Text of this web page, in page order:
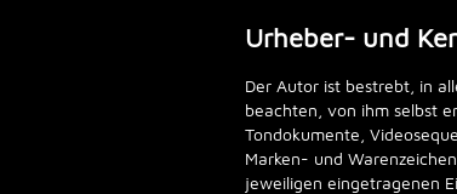
Urheber- und
Der Autor ist bestrebt, in
beachten, von ihm selbst
Tondokumente,
Marken- und
jeweiligen eingetragenen